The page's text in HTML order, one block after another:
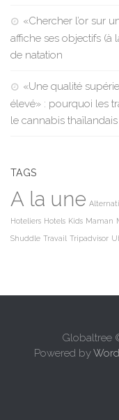
«Chercher l’or sur
affiche ses objectifs (à
de natation
«Une qualité
élevé» : pourquoi les
le cannabis thaïlandais
TAGS
A la une
Hoteliers Hotels Kids Maman
Shuddle Travail Tripadvisor
Globaltree
Powered by